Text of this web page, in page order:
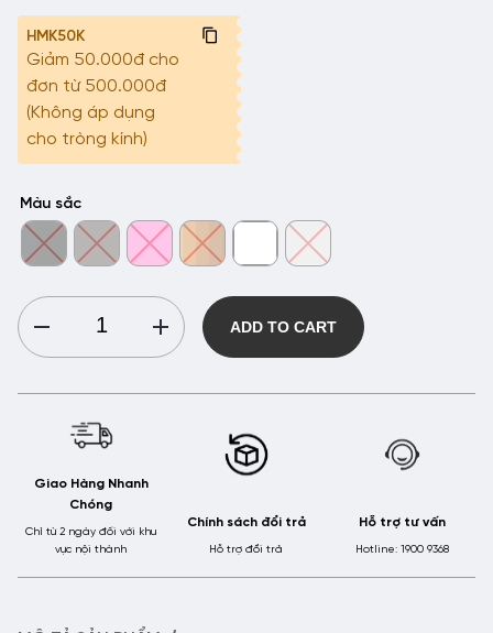
HMK50K
Giảm 50.000đ cho
đơn từ 500.000đ
(Không áp dụng
cho tròng kính)
Màu sắc
HMK
HMK8245
ADD TO CART
Giao Hàng Nhanh
Chóng
Chỉ từ 2 ngày đối với khu
vực nội thành
Chính sách đổi trả
Hỗ trợ đổi trả
Hỗ trợ tư vấn
Hotline: 1900 9368